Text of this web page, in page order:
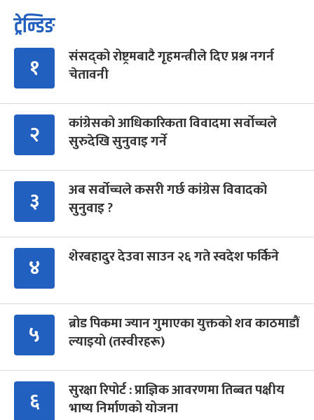
ट्रेन्डिङ
१
संसद्को रोष्ट्रमबाटै गृहमन्त्रीले दिए प्रश्न नगर्न
चेतावनी
२
कांग्रेसको आधिकारिकता विवादमा सर्वोच्चले
सुरुदेखि सुनुवाइ गर्ने
३
अब सर्वोच्चले कसरी गर्छ कांग्रेस विवादको
सुनुवाइ ?
४ शेरबहादुर देउवा साउन २६ गते स्वदेश फर्किने
५
ब्रोड पिकमा ज्यान गुमाएका युक्तको शव काठमाडौं
ल्याइयो (तस्वीरहरू)
६
सुरक्षा रिपोर्ट : प्राज्ञिक आवरणमा तिब्बत पक्षीय
भाष्य निर्माणको योजना